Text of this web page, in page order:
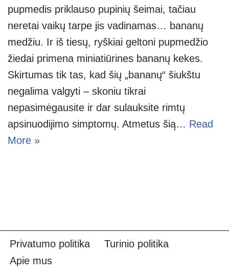
pupmedis priklauso pupinių šeimai, tačiau
neretai vaikų tarpe jis vadinamas… bananų
medžiu. Ir iš tiesų, ryškiai geltoni pupmedžio
žiedai primena miniatiūrines bananų kekes.
Skirtumas tik tas, kad šių „bananų“ šiukštu
negalima valgyti – skoniu tikrai
nepasimėgausite ir dar sulauksite rimtų
apsinuodijimo simptomų. Atmetus šią… Read
More »
Privatumo politika
Turinio politika
Apie mus